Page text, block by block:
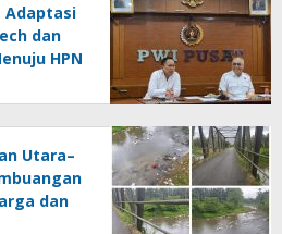
Adaptasi
dan
HPN
Utara–
dan